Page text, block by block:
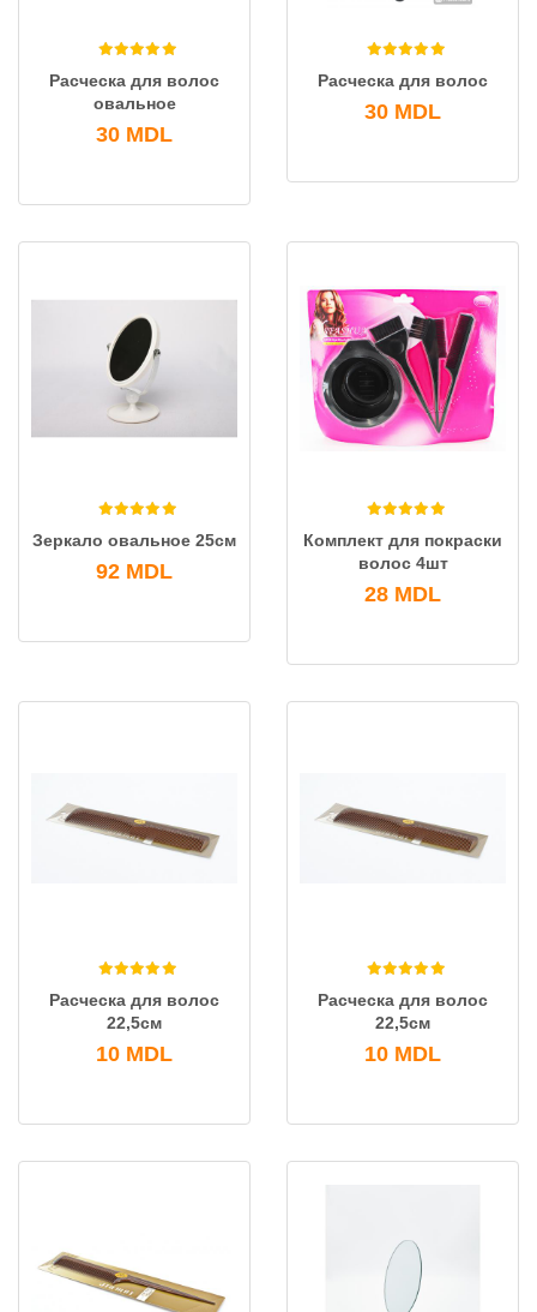
Расческа для волос
овальное
30 MDL
Расческа для волос
30 MDL
Зеркало овальное 25см
92 MDL
Комплект для покраски
волос 4шт
28 MDL
Расческа для волос
22,5см
10 MDL
Расческа для волос
22,5см
10 MDL